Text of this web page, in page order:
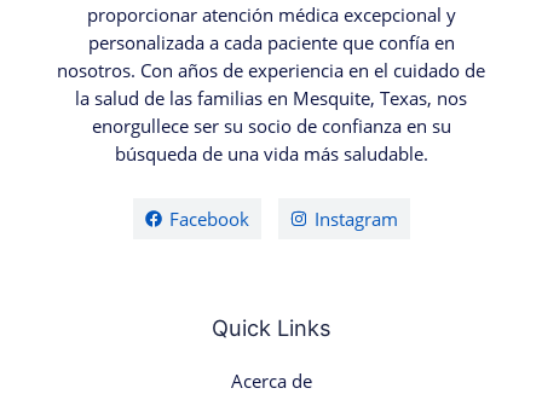
proporcionar atención médica excepcional y
personalizada a cada paciente que confía en
nosotros. Con años de experiencia en el cuidado de
la salud de las familias en Mesquite, Texas, nos
enorgullece ser su socio de confianza en su
búsqueda de una vida más saludable.
Facebook Instagram
Quick Links
Acerca de